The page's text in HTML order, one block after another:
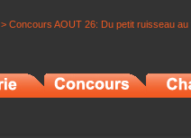
> Concours AOUT 26: Du petit ruisseau